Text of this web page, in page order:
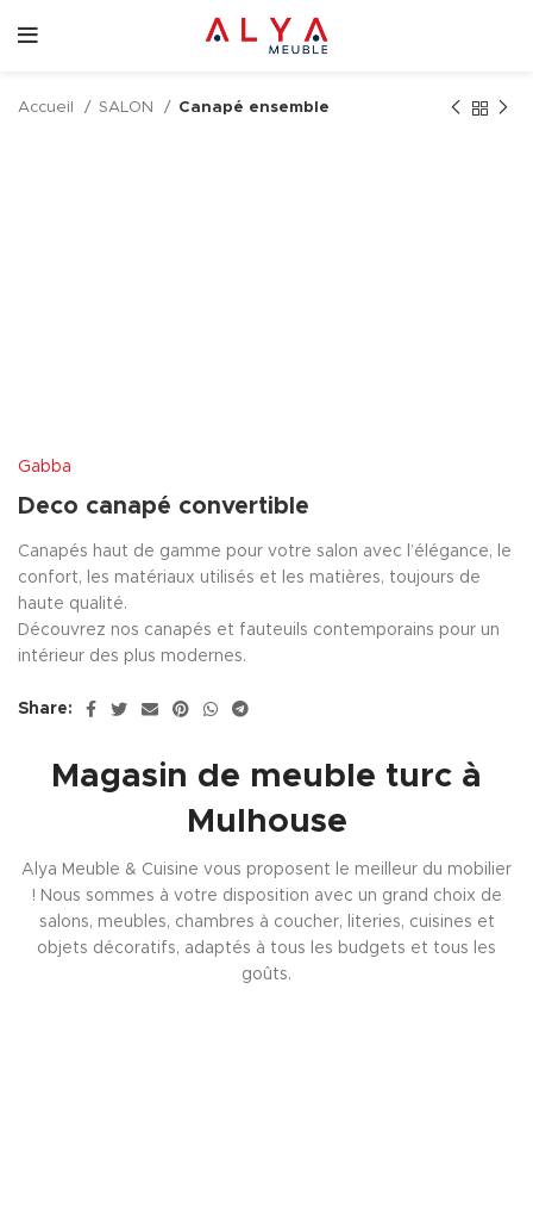
Accueil SALON Canapé ensemble
Gabba
Deco canapé convertible
Canapés haut de gamme pour votre salon avec l’élégance, le
confort, les matériaux utilisés et les matières, toujours de
haute qualité.
Découvrez nos canapés et fauteuils contemporains pour un
intérieur des plus modernes.
Share:
Magasin de meuble turc à
Mulhouse
Alya Meuble & Cuisine vous proposent le meilleur du mobilier
! Nous sommes à votre disposition avec un grand choix de
salons, meubles, chambres à coucher, literies, cuisines et
objets décoratifs, adaptés à tous les budgets et tous les
goûts.